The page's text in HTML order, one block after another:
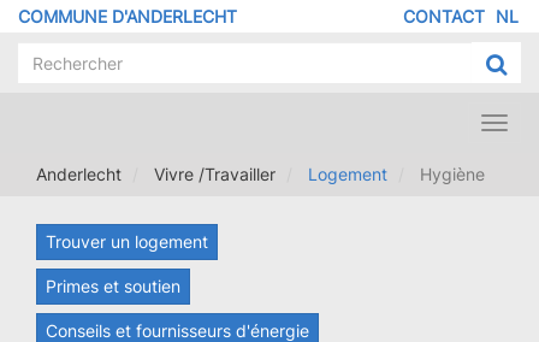
Aller
contenu
COMMUNE D'ANDERLECHT NL
DE
CONTACT
Anderlecht
Vivre /Travailler Logement Hygiène
Trouver un logement
Primes et soutien
Conseils et fournisseurs d'énergie